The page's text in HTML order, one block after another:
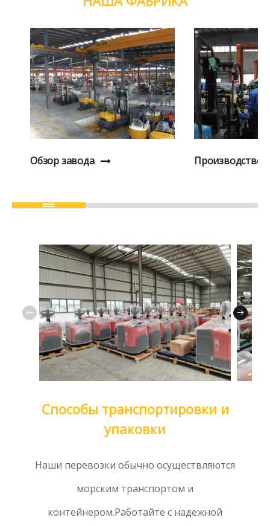
Обзор завода Производство
Способы транспортировки и
упаковки
Наши перевозки обычно осуществляются
морским транспортом и
контейнером.Работайте с надежной